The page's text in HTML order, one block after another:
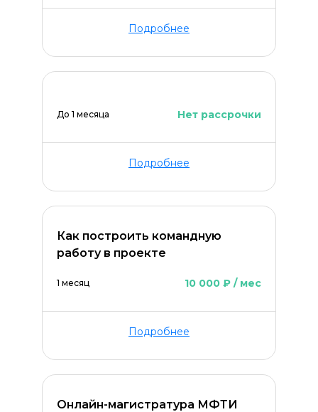
Подробнее
До 1 месяца Нет рассрочки
Подробнее
Как построить командную
работу в проекте
1 месяц 10 000 ₽ / мес
Подробнее
Онлайн-магистратура МФТИ